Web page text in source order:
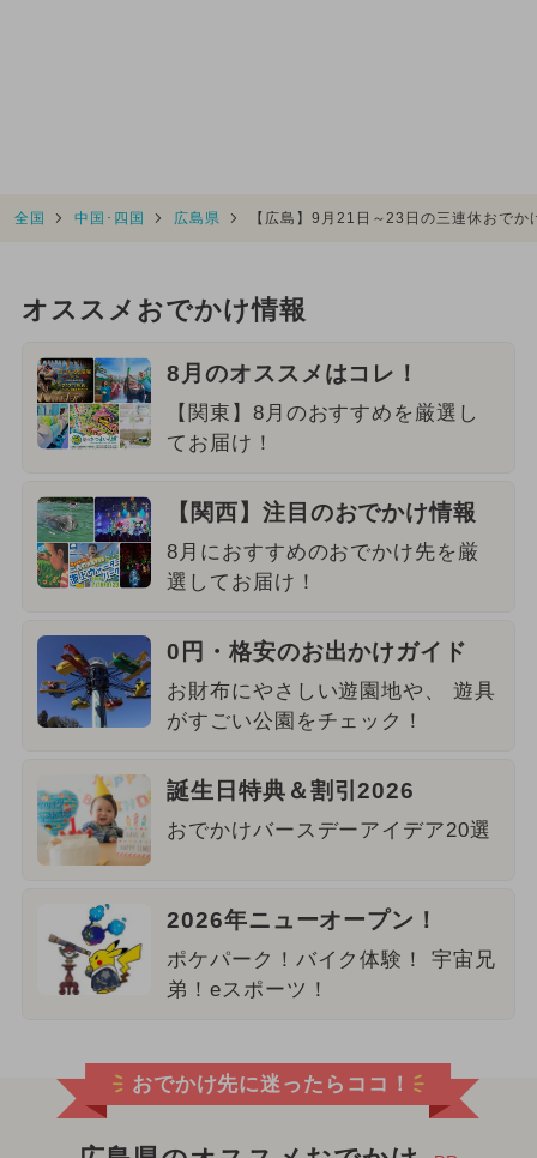
全国 中国･四国 広島県 【広島】9月21日～23日の三連休おで
オススメおでかけ情報
8月のオススメはコレ！
【関東】8月のおすすめを厳選し
てお届け！
【関西】注目のおでかけ情報
8月におすすめのおでかけ先を厳
選してお届け！
0円・格安のお出かけガイド
お財布にやさしい遊園地や、 遊具
がすごい公園をチェック！
誕生日特典＆割引2026
おでかけバースデーアイデア20選
2026年ニューオープン！
ポケパーク！バイク体験！ 宇宙兄
弟！eスポーツ！
おでかけ先に迷ったらココ！